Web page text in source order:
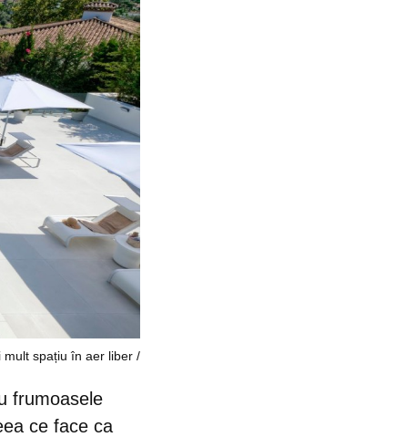
mult spațiu în aer liber
frumoasele
ce face ca